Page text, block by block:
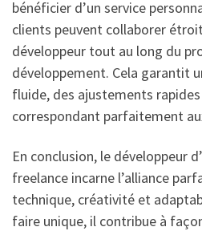
bénéficier d’un service
clients peuvent collaborer
développeur tout au long du
développement. Cela garantit
fluide, des ajustements
correspondant parfaitement
En conclusion, le développeur
freelance incarne l’alliance
technique, créativité et
faire unique, il contribue à